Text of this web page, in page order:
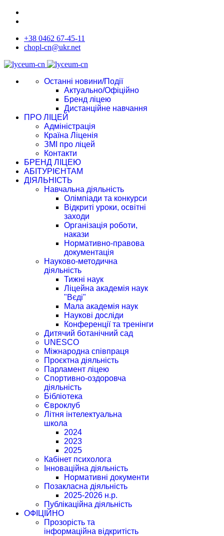
+38 0462 67-45-11
chopl-cn@ukr.net
Останні новини/Події
Актуально/Офіційно
Бренд ліцею
Дистанційне навчання
ПРО ЛІЦЕЙ
Адміністрація
Країна Ліценія
ЗМІ про ліцей
Контакти
БРЕНД ЛІЦЕЮ
АБІТУРІЄНТАМ
ДІЯЛЬНІСТЬ
Навчальна діяльність
Олімпіади та конкурси
Відкриті уроки, освітні
заходи
Організація роботи,
накази
Нормативно-правова
документація
Науково-методична
діяльність
Тижні наук
Ліцейна академія наук
"Вєді"
Мала академія наук
Наукові досліди
Конференції та тренінги
Дитячий ботанічний сад
UNESCO
Міжнародна співпраця
Проєктна діяльність
Парламент ліцею
Спортивно-оздоровча
діяльність
Бібліотека
Євроклуб
Літня інтелектуальна
школа
2024
2023
2025
Кабінет психолога
Інноваційна діяльність
Нормативні документи
Позакласна діяльність
2025-2026 н.р.
Публікаційна діяльність
ОФІЦІЙНО
Прозорість та
інформаційна відкритість